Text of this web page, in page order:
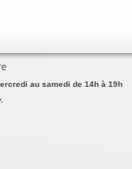
au samedi de 14h à 19h